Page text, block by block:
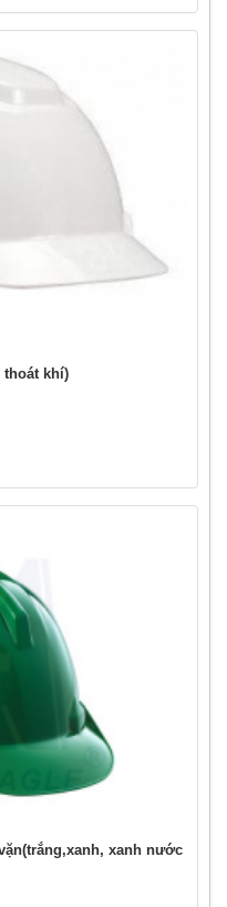
thoát khí)
xanh nước